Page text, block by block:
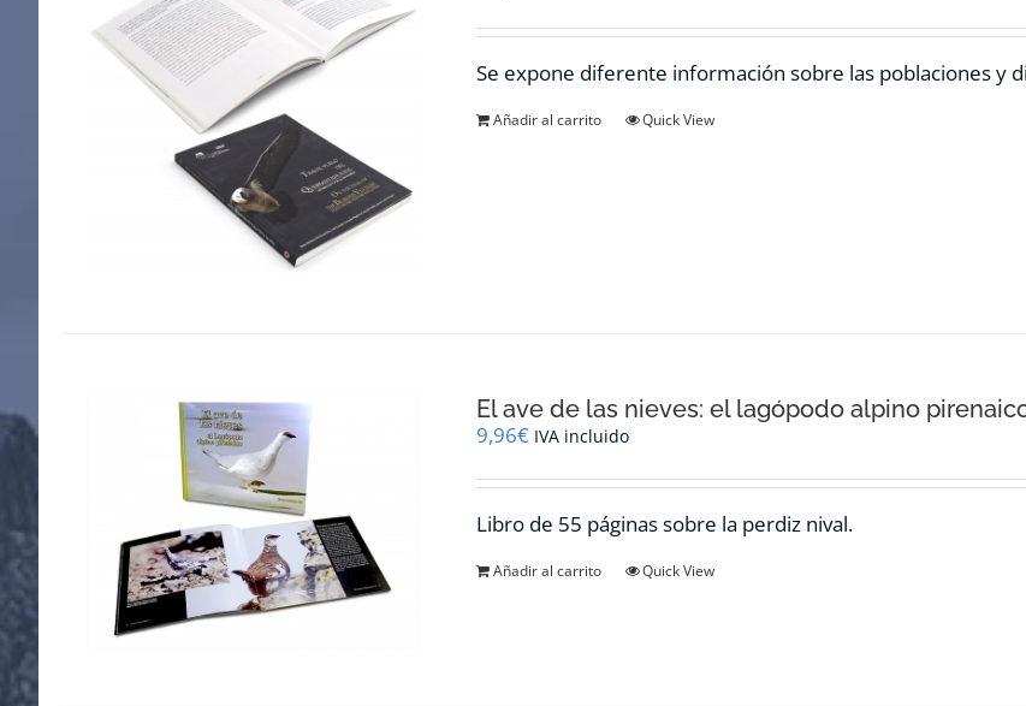
Se expone diferente información sobre las poblaciones y
Añadir al carrito Quick View
El ave de las nieves: el lagópodo alpino
9,96€ IVA incluido
Libro de 55 páginas sobre la perdiz nival.
Añadir al carrito Quick View